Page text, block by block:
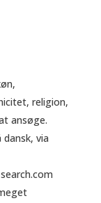
religion,
ansøge.
via